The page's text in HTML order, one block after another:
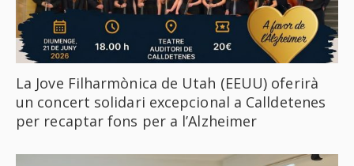
La Jove Filharmònica de Utah (EEUU) oferirà
un concert solidari excepcional a Calldetenes
per recaptar fons per a l’Alzheimer